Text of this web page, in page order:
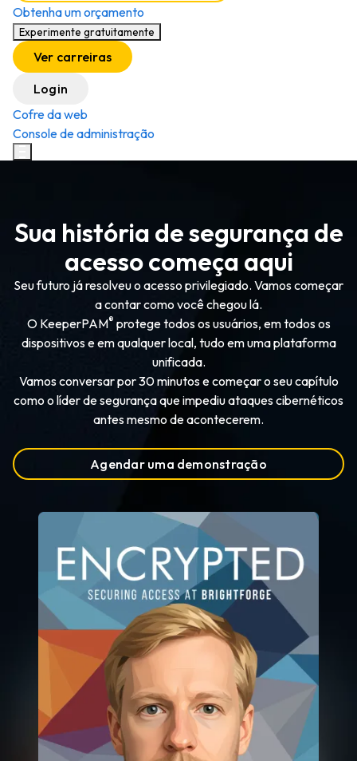
Obtenha um orçamento
Experimente gratuitamente
Ver carreiras
Login
Cofre da web
Console de administração
Sua história de segurança de
acesso começa aqui
Seu futuro já resolveu o acesso privilegiado. Vamos começar
a contar como você chegou lá.
O KeeperPAM® protege todos os usuários, em todos os
dispositivos e em qualquer local, tudo em uma plataforma
unificada.
Vamos conversar por 30 minutos e começar o seu capítulo
como o líder de segurança que impediu ataques cibernéticos
antes mesmo de acontecerem.
Agendar uma demonstração